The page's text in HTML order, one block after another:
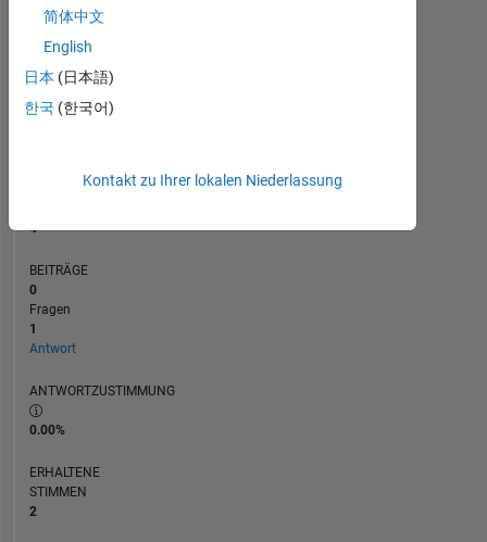
06/18
05/19
04/20
03/21
02/22
01/23
12/23
11/24
10/25
06/19
06/20
06/21
06/22
06/23
06/24
06/26
RANG
4
BEITRÄGE
0
Fragen
1
Antwort
ANTWORTZUSTIMMUNG
0.00%
ERHALTENE
STIMMEN
2
简体中文
English
日本 (日本語)
한국 (한국어)
Kontakt zu Ihrer lokalen Niederlassung